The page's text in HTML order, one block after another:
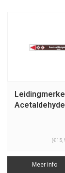
Acetaldehyde
Meer info